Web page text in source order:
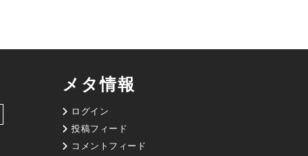
メタ情報
ログイン
投稿フィード
コメントフィード